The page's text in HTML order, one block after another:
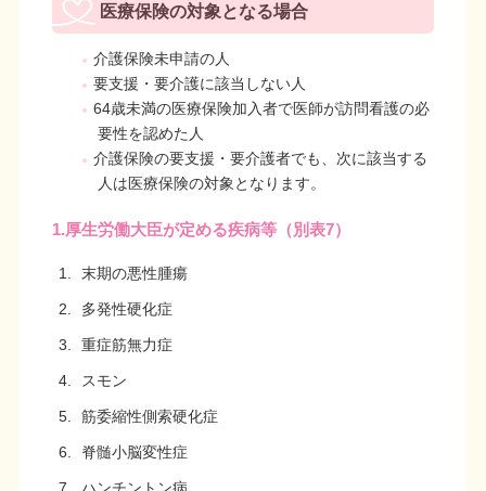
医療保険の対象となる場合
介護保険未申請の人
要支援・要介護に該当しない人
64歳未満の医療保険加入者で医師が訪問看護の必
要性を認めた人
介護保険の要支援・要介護者でも、次に該当する
人は医療保険の対象となります。
1.厚生労働大臣が定める疾病等（別表7）
末期の悪性腫瘍
多発性硬化症
重症筋無力症
スモン
筋委縮性側索硬化症
脊髄小脳変性症
ハンチントン病